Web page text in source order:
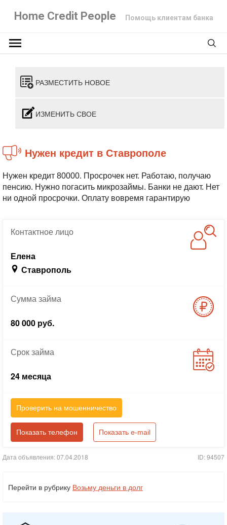
Home Credit People Помощь клиентам банка
РАЗМЕСТИТЬ НОВОЕ
ИЗМЕНИТЬ СВОЕ
Нужен кредит в Ставрополе
Нужен кредит 80000. Просрочек нет. Работаю, получаю
пенсию. Нужно погасить микрозаймы. Банки не дают. Нет
ни одной просрочки. Оплату вовремя гарантирую
Контактноелицо
Елена
Ставрополь
Суммазайма
80 000 руб.
Срокзайма
24 месяца
Проверить на мошенничество
Показать телефон Показать e-mail
Дата объявления: 07.04.2018 ID: 94507
Перейти в рубрику Возьму деньги в долг